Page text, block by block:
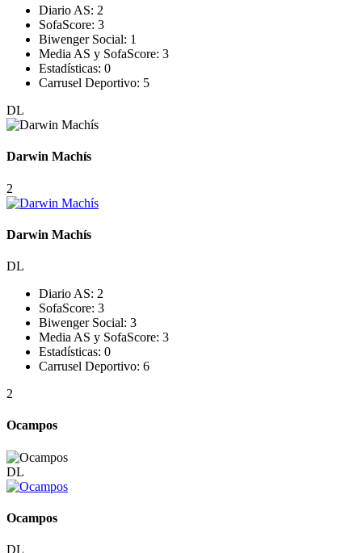
Diario AS: 2
SofaScore: 3
Biwenger Social: 1
Media AS y SofaScore: 3
Estadísticas: 0
Carrusel Deportivo: 5
DL
Darwin Machís
2
Darwin Machís
DL
Diario AS: 2
SofaScore: 3
Biwenger Social: 3
Media AS y SofaScore: 3
Estadísticas: 0
Carrusel Deportivo: 6
2
Ocampos
DL
Ocampos
DL